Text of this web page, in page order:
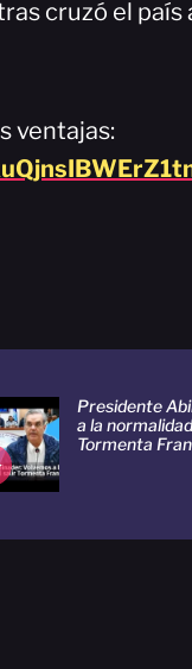
cruzó el país
ventajas:
Presidente
a la
Tormenta